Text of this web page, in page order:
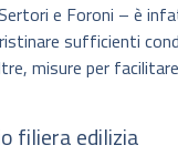
e Foroni – è
sufficienti
misure per
filiera edilizia